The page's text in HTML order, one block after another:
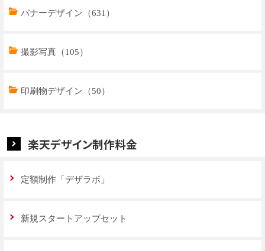
トップページデザイン（32）
商品ページデザイン（769）
特集ページデザイン（59）
バナーデザイン（631）
撮影写真（105）
印刷物デザイン（50）
楽天デザイン制作料金
定額制作「デザラボ」
新規スタートアップセット